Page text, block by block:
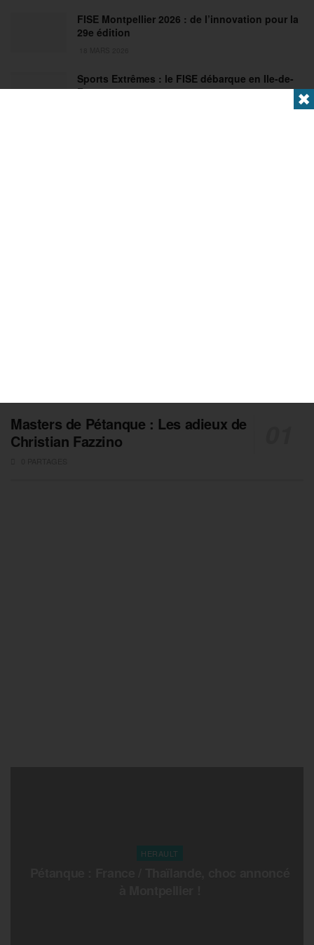
FISE Montpellier 2026 : de l’innovation pour la
29e édition
Sports Extrêmes : le FISE débarque en Ile-de-
France !
Masters de Pétanque : Les adieux de
Christian Fazzino
HERAULT
✖